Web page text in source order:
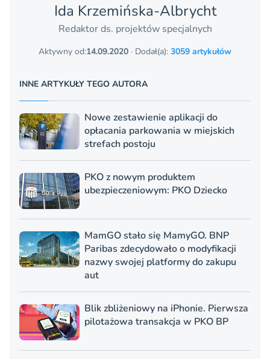
Ida Krzemińska-Albrycht
Redaktor ds. projektów specjalnych
Aktywny od:14.09.2020 · Dodał(a): 3059 artykułów
INNE ARTYKUŁY TEGO AUTORA
Nowe zestawienie aplikacji do
opłacania parkowania w miejskich
strefach postoju
PKO z nowym produktem
ubezpieczeniowym: PKO Dziecko
MamGO stało się MamyGO. BNP
Paribas zdecydowało o modyfikacji
nazwy swojej platformy do zakupu
aut
Blik zbliżeniowy na iPhonie. Pierwsza
pilotażowa transakcja w PKO BP